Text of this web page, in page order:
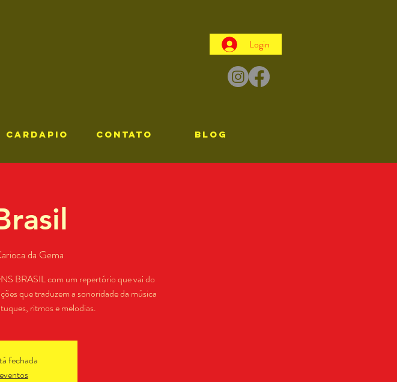
Login
CARDAPIO CONTATO Blog
da Gema
BRASIL com um repertório que vai do
que traduzem a sonoridade da música
ritmos e melodias.
fechada